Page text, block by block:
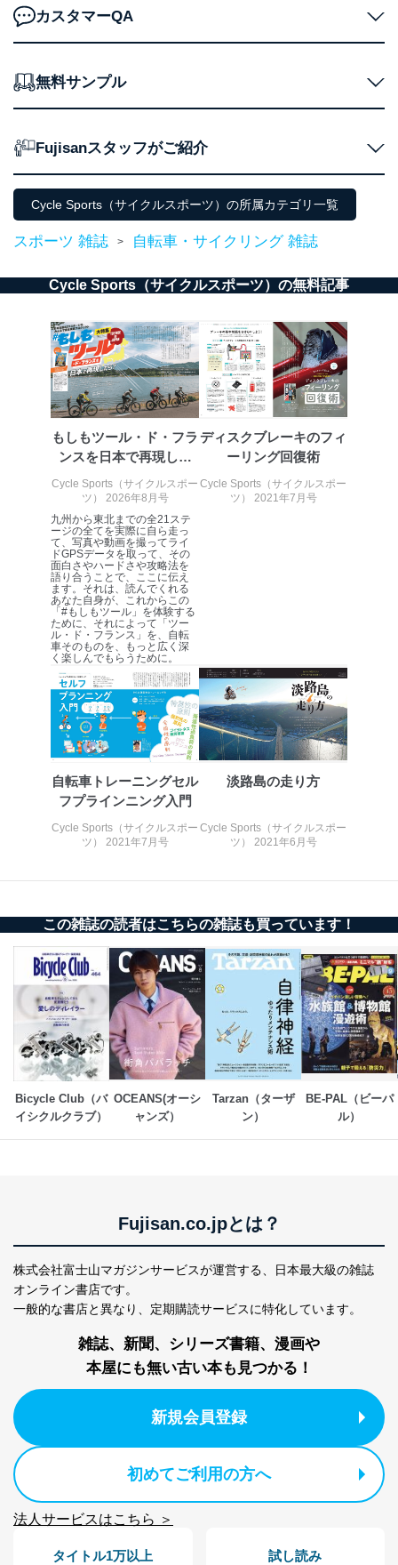
Aサービス利用者
ス、キャンペーン等の広告に関す
4
採用応募者の方の
個人情報
当社の従業者の個
人事、総務などの雇用管理等のた
6
パートナー（提携
定期購読サービス
等をご利用の方の
個人情報
購入商品配送のため
ル等による商品、
サービス、キャンペーン等の広告
に関するご案内のため
SNS公式アカウン
の個人情報
当社のサービス利用状況の把握お
お問い合わせ対応、トラブル対
その他当社のプライバシーポリシ
ー等にて公表する利用目的達成の
ため
※上記の利用目的のうちNo.1～5については保有個人デ
ータ（開示対象個人情報）の利用目的であり、下記4.の
なお、6、7については、パートナー（提携企業）様又は
各SNS運営会社様にご請求いただきますようお願い致し
３．個人情報の第三者提供について
当社は、取得した個人情報を適切に管理し､あらかじめ
本人の同意を得ることなく第三者に提供することはあり
ません。ただし、次の場合は除きます。
法令に基づく場合
人の生命､身体または財産の保護のために必要がある
場合であって、本人の同意を得ることが困難であると
き。
公衆衛生の向上または児童の健全な育成の推進のため
に特に必要がある場合であって、本人の同意を得るこ
とが困難である場合。
国の機関もしくは地方公共団体またはその委託を受け
た者が法令の定める事務を遂行することに対して協力
する必要がある場合であって、本人の同意を得ること
き。
上記２．の利用目的を実施するために守秘義務を結ん
託・提供する場合、その業務に必要な範囲で委託・提
供先企業に個人情報を開示することがあります。
が、これらに限りません。
トカード決済などの決済代行・料金回収会社、広
告配信サービス会社
提供先：出版社、出版物発売元、卸売会社、販売
店など商品の供給者、梱包会社、配送会社、新聞
販売店などの梱包・配送・配達会社
４．開示対象個人情報の「開示」「訂正」等の請求につ
いて
当社は、本人から、開示対象個人情報について利用目的
の通知を求められた場合には、遅滞なくこれに応じま
す。ただし、以下①～④のいずれかに該当する場合は、
利用目的の通知を行なうことはできません。そのとき
は、本人に遅滞無くその旨を通知するとともに、理由を
②利用目的を本人に通知し、又は公表することによって
当該事業者の権利又は正当な利益を害するおそれがある
場合
③国の機関又は地方公共団体が法令の定める事務を遂行
することに対して協力する必要がある場合であって、利
用目的を本人に通知し、又は公表することによって当該
④開示対象個人情報の利用目的が明らかな場合
開示対象個人情報については、保有個人データの本人ま
（内容の訂正、追加または削除）、利用停止等（「利用
個人情報は「マイページ」にログインしていただくこと
す。マイページをご利用いただけない方、その他の方に
つきましては、下記Aをご覧ください。 また、ご登録い
番号、金融機関の名称あるいはクレジットカードの有効
カスタマーQA
無料サンプル
Fujisanスタッフがご紹介
Cycle Sports（サイクルスポーツ）の所属カテゴリ一覧
スポーツ 雑誌 > 自転車・サイクリング 雑誌
Cycle Sports（サイクルスポーツ）の無料記事
もしもツール・ド・フラ
ンスを日本で再現した
ら？
Cycle Sports（サイクルスポー
ツ） 2026年8月号
九州から東北までの全21ステ
ージの全てを実際に自ら走っ
て、写真や動画を撮ってライ
ドGPSデータを取って、その
面白さやハードさや攻略法を
語り合うことで、ここに伝え
ます。それは、読んでくれる
あなた自身が、これからこの
「#もしもツール」を体験する
ために、それによって「ツー
ル・ド・フランス」を、自転
車そのものを、もっと広く深
く楽しんでもらうために。
ディスクブレーキのフィ
ーリング回復術
Cycle Sports（サイクルスポー
ツ） 2021年7月号
自転車トレーニングセル
フプラインニング入門
Cycle Sports（サイクルスポー
ツ） 2021年7月号
淡路島の走り方
Cycle Sports（サイクルスポー
ツ） 2021年6月号
この雑誌の読者はこちらの雑誌も買っています！
Bicycle Club（バ
イシクルクラブ）
OCEANS(オーシ
ャンズ）
Tarzan（ターザ
ン）
BE-PAL（ビーパ
ル）
Fujisan.co.jpとは？
株式会社富士山マガジンサービスが運営する、
日本最大級の雑誌
オンライン書店です。
一般的な書店と異なり、 定期購読サービスに特化しています。
雑誌、新聞、シリーズ書籍、漫画や
本屋にも無い古い本も見つかる！
新規会員登録
初めてご利用の方へ
法人サービスはこちら ＞
タイトル1万以上 試し読み